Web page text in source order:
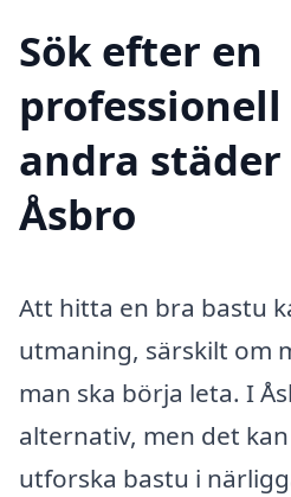
Sök efter en
andra
Åsbro
Att hitta en bra bastu
utmaning, särskilt om
man ska börja leta. I
alternativ, men det
utforska bastu i